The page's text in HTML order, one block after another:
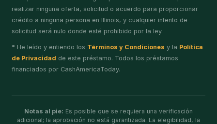
realizar ninguna oferta, solicitud o acuerdo para proporcionar
crédito a ninguna persona en Illinois, y cualquier intento de
solicitud será nulo donde esté prohibido por la ley.
* He leído y entiendo los Términos y Condiciones y la Política
de Privacidad de este préstamo. Todos los préstamos
financiados por CashAmericaToday.
Notas al pie: Es posible que se requiera una verificación
adicional; la aprobación no está garantizada. La elegibilidad, la